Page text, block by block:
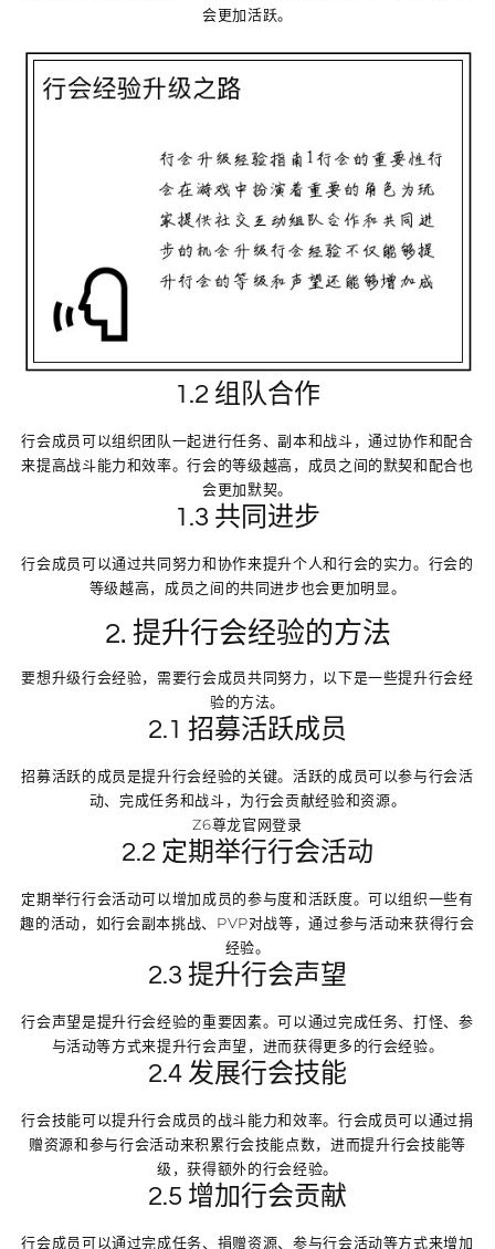
会更加活跃。
1.2 组队合作
行会成员可以组织团队一起进行任务、副本和战斗，通过协作和配合
来提高战斗能力和效率。行会的等级越高，成员之间的默契和配合也
会更加默契。
1.3 共同进步
行会成员可以通过共同努力和协作来提升个人和行会的实力。行会的
等级越高，成员之间的共同进步也会更加明显。
2. 提升行会经验的方法
要想升级行会经验，需要行会成员共同努力，以下是一些提升行会经
验的方法。
2.1 招募活跃成员
招募活跃的成员是提升行会经验的关键。活跃的成员可以参与行会活
动、完成任务和战斗，为行会贡献经验和资源。
Z6尊龙官网登录
2.2 定期举行行会活动
定期举行行会活动可以增加成员的参与度和活跃度。可以组织一些有
趣的活动，如行会副本挑战、PVP对战等，通过参与活动来获得行会
经验。
2.3 提升行会声望
行会声望是提升行会经验的重要因素。可以通过完成任务、打怪、参
与活动等方式来提升行会声望，进而获得更多的行会经验。
2.4 发展行会技能
行会技能可以提升行会成员的战斗能力和效率。行会成员可以通过捐
赠资源和参与行会活动来积累行会技能点数，进而提升行会技能等
级，获得额外的行会经验。
2.5 增加行会贡献
行会成员可以通过完成任务、捐赠资源、参与行会活动等方式来增加